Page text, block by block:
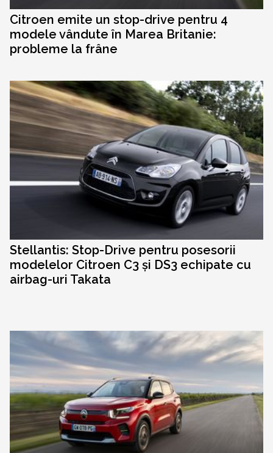
Citroen emite un stop-drive pentru 4
modele vândute în Marea Britanie:
probleme la frâne
Stellantis: Stop-Drive pentru posesorii
modelelor Citroen C3 și DS3 echipate cu
airbag-uri Takata